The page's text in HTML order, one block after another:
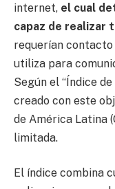
internet, el cual
capaz de realizar
requerían contacto
utiliza para
Según el “Índice
creado con este
de América Latina
limitada.
El índice combina